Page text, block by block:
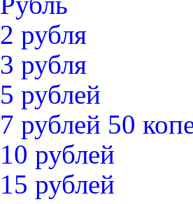
2 рубля
3 рубля
5 рублей
7 рублей 50
10 рублей
15 рублей